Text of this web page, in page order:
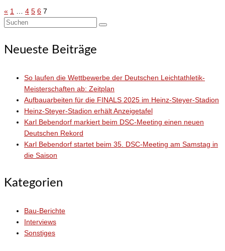
Seitennummerierung
Beiträge
« 1 4 5 6 7
Suchen
Neueste Beiträge
So laufen die Wettbewerbe der Deutschen Leichtathletik-
Meisterschaften ab: Zeitplan
Aufbauarbeiten für die FINALS 2025 im Heinz-Steyer-Stadion
Heinz-Steyer-Stadion erhält Anzeigetafel
Karl Bebendorf markiert beim DSC-Meeting einen neuen
Deutschen Rekord
Karl Bebendorf startet beim 35. DSC-Meeting am Samstag in
die Saison
Kategorien
Bau-Berichte
Interviews
Sonstiges